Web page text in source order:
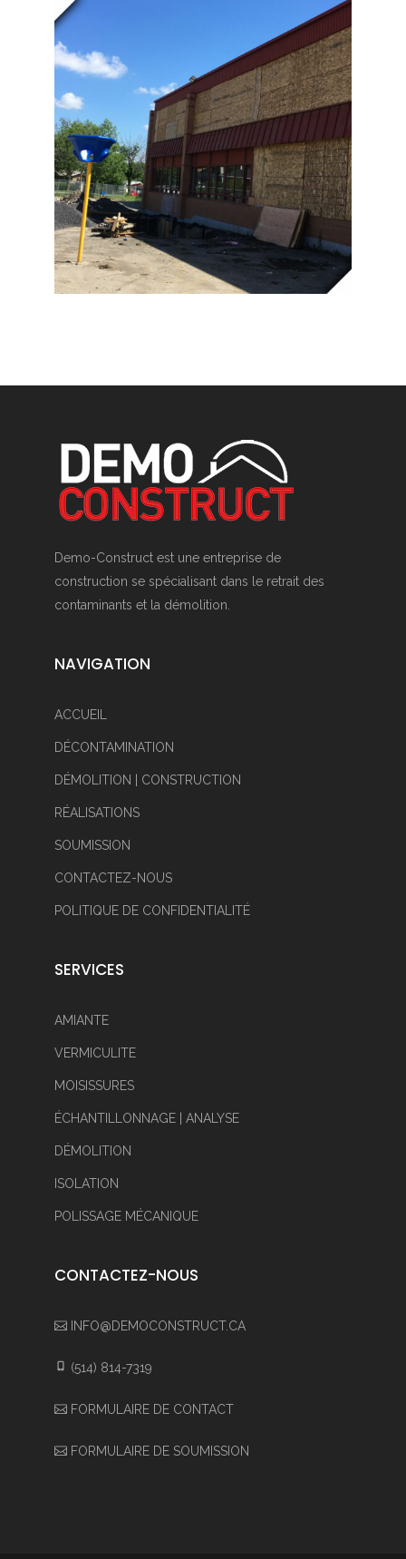
RETRAIT ET DÉMOLITION DE
FENÊTRE | ÉCOLE LE SENTIER
Demo-Construct est une entreprise de
construction se spécialisant dans le retrait des
contaminants et la démolition.
NAVIGATION
ACCUEIL
DÉCONTAMINATION
DÉMOLITION | CONSTRUCTION
RÉALISATIONS
SOUMISSION
CONTACTEZ-NOUS
POLITIQUE DE CONFIDENTIALITÉ
SERVICES
AMIANTE
VERMICULITE
MOISISSURES
ÉCHANTILLONNAGE | ANALYSE
DÉMOLITION
ISOLATION
POLISSAGE MÉCANIQUE
CONTACTEZ-NOUS
INFO@DEMOCONSTRUCT.CA
(514) 814-7319
FORMULAIRE DE CONTACT
FORMULAIRE DE SOUMISSION